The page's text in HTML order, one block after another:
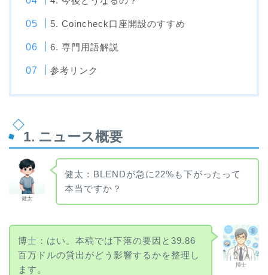
5. Coincheck口座開設のすすめ
6. 専門用語解説
参考リンク
1. ニュース概要
健太
健太：BLENDが急に22%も下がったって
本当ですか？
博士
博士：はい。本稿では下落の要因と39.86
百万ドルの貸出がどう影響するかを整理し
ます。